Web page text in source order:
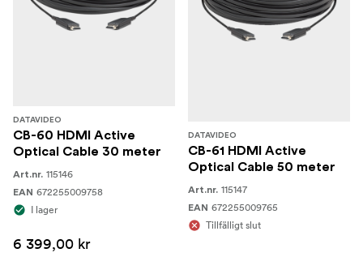
17,3 '' LED-bakgrundsbelyst skärm
DATAVIDEO
CB-60 HDMI Active
Optical Cable 30 meter
Art.nr. 115146
EAN 672255009758
I lager
6 399,00 kr
DATAVIDEO
CB-61 HDMI Active
Optical Cable 50 meter
Art.nr. 115147
EAN 672255009765
Tillfälligt slut